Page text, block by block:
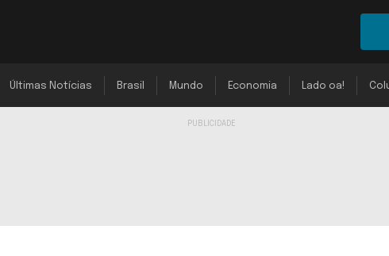
Últimas Notícias Brasil Mundo Economia Lado oa!